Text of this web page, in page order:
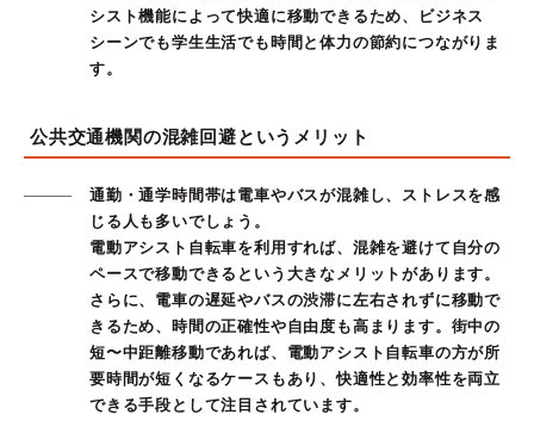
シスト機能によって快適に移動できるため、ビジネス
シーンでも学生生活でも時間と体力の節約につながりま
す。
公共交通機関の混雑回避というメリット
通勤・通学時間帯は電車やバスが混雑し、ストレスを感
じる人も多いでしょう。
電動アシスト自転車を利用すれば、混雑を避けて自分の
ペースで移動できるという大きなメリットがあります。
さらに、電車の遅延やバスの渋滞に左右されずに移動で
きるため、時間の正確性や自由度も高まります。街中の
短〜中距離移動であれば、電動アシスト自転車の方が所
要時間が短くなるケースもあり、快適性と効率性を両立
できる手段として注目されています。